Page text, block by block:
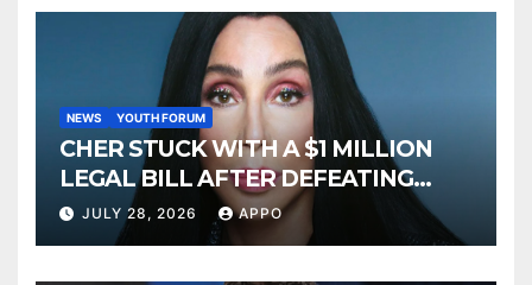
NEWS YOUTH FORUM
CHER STUCK WITH A $1 MILLION
LEGAL BILL AFTER DEFEATING
SONNY BONO’S WIDOW
JULY 28, 2026 APPO